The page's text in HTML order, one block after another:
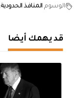
الوسوم المنافذ الحدودية
قد يهمك أيضا